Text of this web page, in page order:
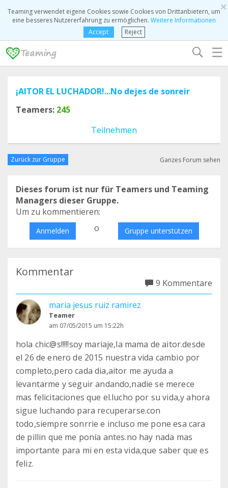
×
Teaming verwendet eigene Cookies sowie Cookies von Drittanbietern, um
eine besseres Nutzererfahrung zu ermöglichen. Weitere Informationen
Accept
Reject
☰
¡AITOR EL LUCHADOR!...No dejes de sonreir
Teamers: 245
Teilnehmen
Zurück zur Gruppe Ganzes Forum sehen
Dieses forum ist nur für Teamers und Teaming
Managers dieser Gruppe.
Um zu kommentieren:
Anmelden o Gruppe unterstützen
Kommentar
9 Kommentare
maria jesus ruiz ramirez
Teamer
am 07/05/2015 um 15:22h
hola chic@s!!!!!soy mariaje,la mama de aitor.desde
el 26 de enero de 2015 nuestra vida cambio por
completo,pero cada dia,aitor me ayuda a
levantarme y seguir andando,nadie se merece
mas felicitaciones que el.lucho por su vida,y ahora
sigue luchando para recuperarse.con
todo,siempre sonrrie e incluso me pone esa cara
de pillin que me ponía antes.no hay nada mas
importante para mi en esta vida,que saber que es
feliz.